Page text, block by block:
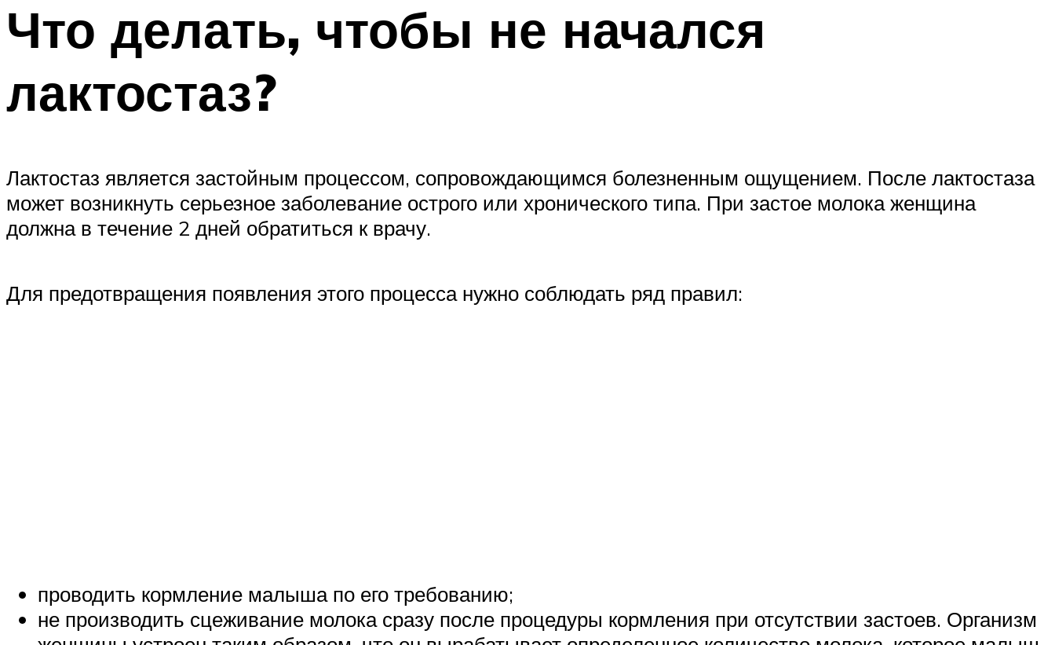
Что делать, чтобы не начался
лактостаз?
Лактостаз является застойным процессом, сопровождающимся болезненным ощущением. После лактостаза
может возникнуть серьезное заболевание острого или хронического типа. При застое молока женщина
должна в течение 2 дней обратиться к врачу.
Для предотвращения появления этого процесса нужно соблюдать ряд правил:
проводить кормление малыша по его требованию;
не производить сцеживание молока сразу после процедуры кормления при отсутствии застоев. Организм